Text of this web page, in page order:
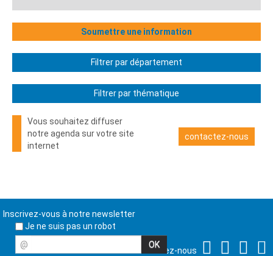
Soumettre une information
Filtrer par département
Filtrer par thématique
Vous souhaitez diffuser
notre agenda sur votre site
internet
contactez-nous
Inscrivez-vous à notre newsletter
Je ne suis pas un robot
@
Suivez-nous